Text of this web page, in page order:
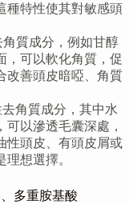
種特性使其對敏感頭
質成分，例如甘醇
，可以軟化角質，促
改善頭皮暗啞、角質
角質成分，其中水
以滲透毛囊深處，
性頭皮、有頭皮屑或
想選擇。
多重胺基酸